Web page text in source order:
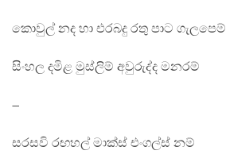
කොවුල් නද හා එරබදු රතු පාට ගැලපෙම්
සිංහල දමිළ මුස්ලිම් අවුරුද්ද මනරම්
–
සරසවි රඟහල් මාක්ස් එංගල්ස් නම්